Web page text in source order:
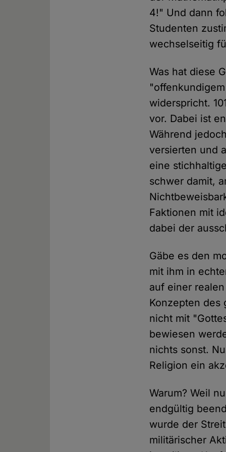
4!" Und dann
Studenten
wechselseitig
Was hat diese
widerspricht.
vor. Dabei ist
Während
versierten und
eine
schwer damit,
Faktionen mit
dabei der
Gäbe es den
mit ihm in
auf einer
Konzepten des
nicht mit
bewiesen
nichts sonst.
Religion ein
Warum? Weil
endgültig
wurde der
militärischer